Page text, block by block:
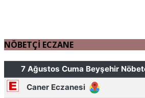
NÖBETÇİ ECZANE